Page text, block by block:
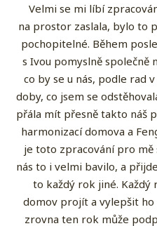
Velmi se mi líbí
na prostor zaslala, bylo to
pochopitelné. Během
s Ivou pomyslně společně
co by se u nás, podle rad
doby, co jsem se
přála mít přesně takto náš
harmonizací domova a
je toto zpracování pro mě
nás to i velmi bavilo, a
to každý rok jiné. Každý
domov projít a vylepšit ho
zrovna ten rok může